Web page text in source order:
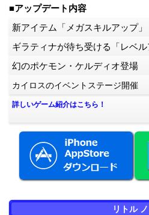
■アップデート内容
新アイテム「メガスキルアップ」
ギラティナが待ち受ける「レベ
幻のポケモン・ケルディオ登場
カイロスのイベントステージ開催
詳しいゲーム紹介はこちら！
リトル